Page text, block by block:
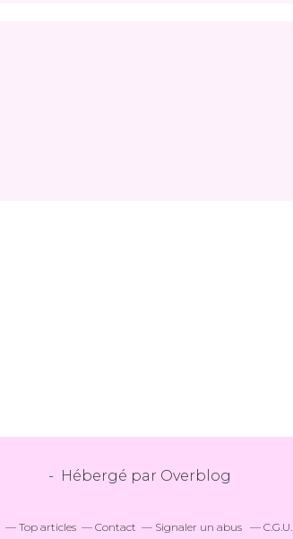
- Hébergé par Overblog
Top articles Contact Signaler un abus C.G.U.